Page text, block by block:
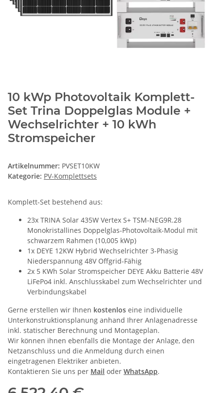
10 kWp Photovoltaik Komplett-
Set Trina Doppelglas Module +
Wechselrichter + 10 kWh
Stromspeicher
Artikelnummer: PVSET10KW
Kategorie: PV-Komplettsets
Komplett-Set bestehend aus:
23x TRINA Solar 435W Vertex S+ TSM-NEG9R.28
Monokristallines Doppelglas-Photovoltaik-Modul mit
schwarzem Rahmen (10,005 kWp)
1x DEYE 12KW Hybrid Wechselrichter 3-Phasig
Niederspannung 48V Offgrid-Fähig
2x 5 KWh Solar Stromspeicher DEYE Akku Batterie 48V
LiFePo4 inkl. Anschlusskabel zum Wechselrichter und
Verbindungskabel
Gerne erstellen wir Ihnen kostenlos eine individuelle
Unterkonstruktionsplanung anhand Ihrer Anlagenadresse
inkl. statischer Berechnung und Montageplan.
Wir können ihnen ebenfalls die Montage der Anlage, den
Netzanschluss und die Anmeldung durch einen
eingetragenen Elektriker anbieten.
Kontaktieren Sie uns per Mail oder WhatsApp.